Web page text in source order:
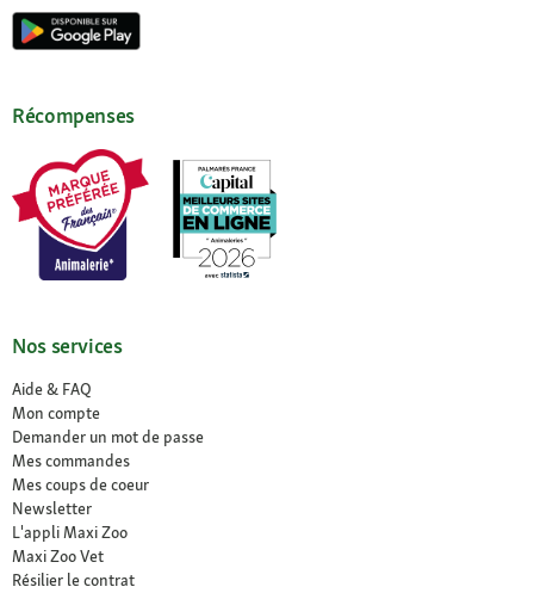
Récompenses
Nos services
Aide & FAQ
Mon compte
Demander un mot de passe
Mes commandes
Mes coups de coeur
Newsletter
L'appli Maxi Zoo
Maxi Zoo Vet
Résilier le contrat